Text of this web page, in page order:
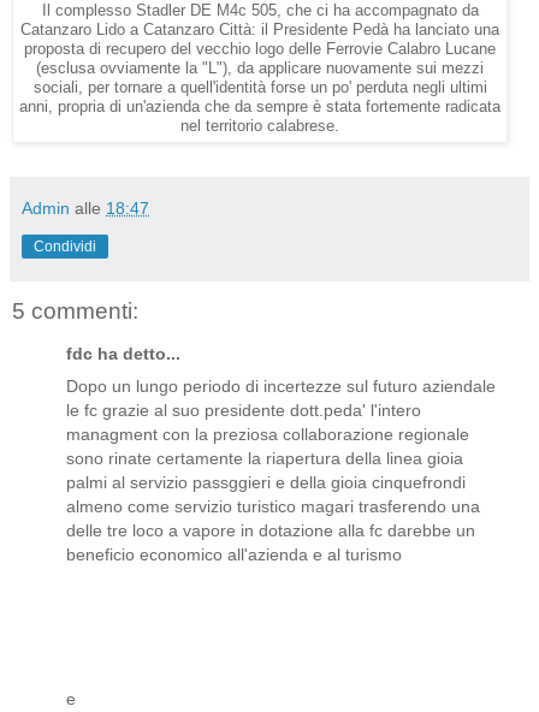
Il complesso Stadler DE M4c 505, che ci ha accompagnato da
Catanzaro Lido a Catanzaro Città: il Presidente Pedà ha lanciato una
proposta di recupero del vecchio logo delle Ferrovie Calabro Lucane
(esclusa ovviamente la "L"), da applicare nuovamente sui mezzi
sociali, per tornare a quell'identità forse un po' perduta negli ultimi
anni, propria di un'azienda che da sempre è stata fortemente radicata
nel territorio calabrese.
Admin alle 18:47
Condividi
5 commenti:
fdc ha detto...
Dopo un lungo periodo di incertezze sul futuro aziendale
le fc grazie al suo presidente dott.peda' l'intero
managment con la preziosa collaborazione regionale
sono rinate certamente la riapertura della linea gioia
palmi al servizio passggieri e della gioia cinquefrondi
almeno come servizio turistico magari trasferendo una
delle tre loco a vapore in dotazione alla fc darebbe un
beneficio economico all'azienda e al turismo
e